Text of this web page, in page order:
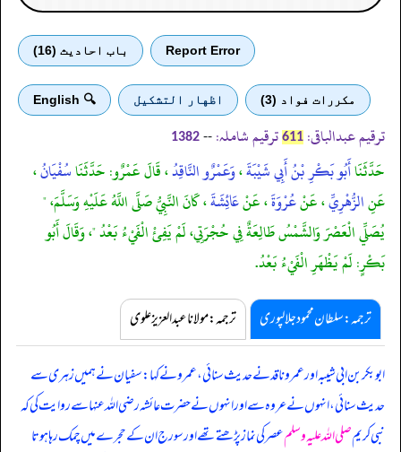
Report Error باب احادیث (16)
مكررات فواد (3) اظهار التشكيل 🔍 English
ترقیم عبدالباقی: 611 ترقیم شاملہ: --
1382
حَدَّثَنَاأَبُو بَكْرِ بْنُ أَبِي شَيْبَةَ،وَعَمْرٌو النَّاقِدُ، قَالَ عَمْرٌو: حَدَّثَنَاسُفْيَانُ،
عَنِالزُّهْرِيِّ، عَنْعُرْوَةَ، عَنْعَائِشَةَ، كَانَ النَّبِيُّ صَلَّى اللَّهُ عَلَيْهِ وَسَلَّمَ، "
يُصَلِّي الْعَصْرَ وَالشَّمْسُ طَالِعَةٌ فِي حُجْرَتِي، لَمْ يَفِئْ الْفَيْءُ بَعْدُ "، وَقَالَ أَبُو
بَكْرٍ: لَمْ يَظْهَرِ الْفَيْءُ بَعْدُ.
ترجمہ:سلطان محمود جلالپوری ترجمہ:مولانا عبدالعزیز علوی
ابوبکر بن ابی شیبہ اور عمرو ناقد نے حدیث سنائی، عمرو نے کہا: سفیان نے ہمیں زہری سے
حدیث سنائی، انہوں نے عروہ سے اور انہوں نے حضرت عائشہ رضی اللہ عنہا سے روایت کی کہ
نبی کریمصلی اللہ علیہ وسلمعصر کی نماز پڑھتے تھے اور سورج ان کے حجرے میں چمک رہا ہوتا